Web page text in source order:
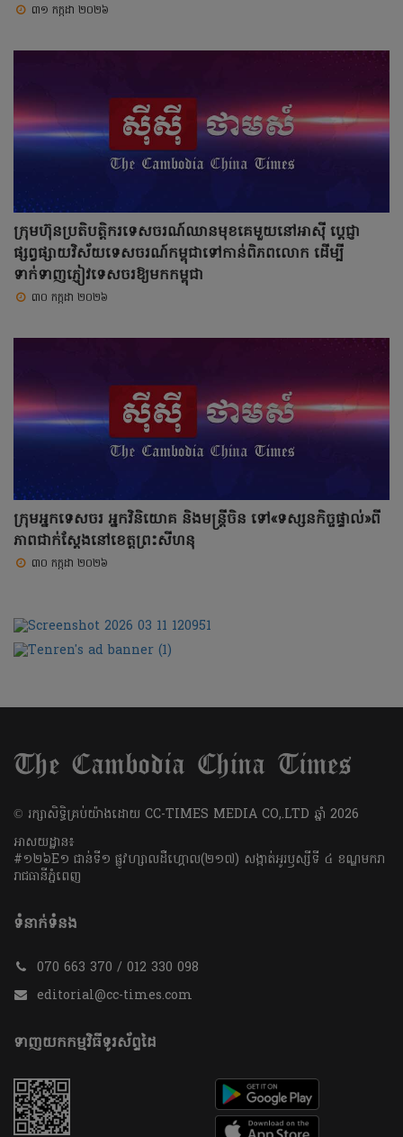
៣១ កក្កដា ២០២៦
ក្រុមហ៊ុនប្រតិបត្តិករទេសចរណ៍ឈានមុខគេមួយនៅអាស៊ី ប្ដេជ្ញា
ផ្សព្វផ្សាយវិស័យទេសចរណ៍កម្ពុជាទៅកាន់ពិភពលោក ដើម្បី
ទាក់ទាញភ្ញៀវទេសចរឱ្យមកកម្ពុជា
៣០ កក្កដា ២០២៦
ក្រុមអ្នកទេសចរ អ្នកវិនិយោគ និងមន្ត្រីចិន ទៅ«ទស្សនកិច្ចផ្ទាល់»ពី
ភាពជាក់ស្តែងនៅខេត្តព្រះសីហនុ
៣០ កក្កដា ២០២៦
​© រក្សា​សិទ្ធិ​គ្រប់​យ៉ាង​ដោយ​ CC-TIMES MEDIA CO,.LTD ឆ្នាំ​ 2026
អាសយដ្ឋាន៖
#១២៦E១ ជាន់ទី១ ផ្លូវហ្សាលដឺហ្គោល(២១៧) សង្កាត់អូរឫស្សីទី ៤ ខណ្ឌមករា
រាជធានីភ្នំពេញ
ទំនាក់ទំនង
070 663 370 / 012 330 098
editorial@cc-times.com
ទាញយកកម្មវិធីទូរស័ព្ទដៃ